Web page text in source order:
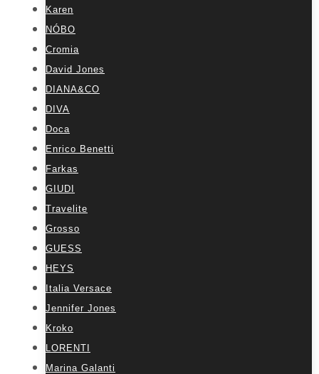
Karen
NÓBO
Cromia
David Jones
DIANA&CO
DIVA
Doca
Enrico Benetti
Farkas
GIUDI
Travelite
Grosso
GUESS
HEYS
Italia Versace
Jennifer Jones
Kroko
LORENTI
Marina Galanti